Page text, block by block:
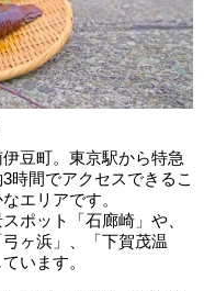
豆町。東京駅から特急
時間でアクセスできるこ
エリアです。
ポット「石廊崎」や、
ヶ浜」、「下賀茂温
います。